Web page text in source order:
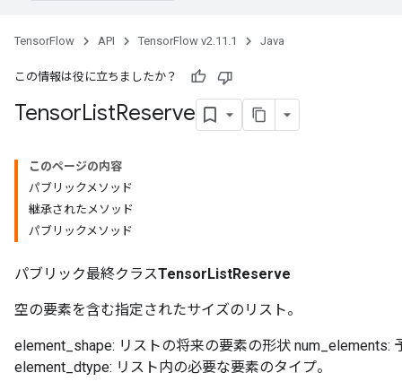
TensorFlow API TensorFlow v2.11.1 Java
この情報は役に立ちましたか？
TensorListReserve
このページの内容
パブリックメソッド
継承されたメソッド
パブリックメソッド
パブリック最終クラスTensorListReserve
空の要素を含む指定されたサイズのリスト。
element_shape: リストの将来の要素の形状 num_elements:
element_dtype: リスト内の必要な要素のタイプ。